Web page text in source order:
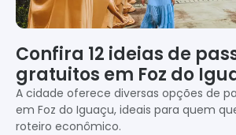
Confira 12 ideias de
gratuitos em Foz do
A cidade oferece diversas opções de
em Foz do Iguaçu, ideais para quem
roteiro econômico.